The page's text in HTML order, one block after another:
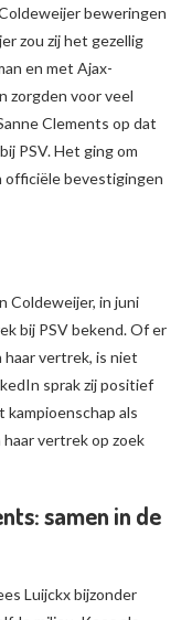
beweringen
zou zij het gezellig
en met Ajax-
zorgden voor veel
Clements op dat
PSV. Het ging om
officiële bevestigingen
Coldeweijer, in juni
bij PSV bekend. Of er
vertrek, is niet
sprak zij positief
kampioenschap als
vertrek op zoek
samen in de
Luijckx bijzonder